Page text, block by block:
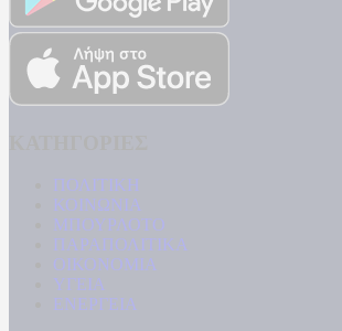
ΠΟΛΙΤΙΚΗ
ΚΟΙΝΩΝΙΑ
ΜΠΟΥΡΛΟΤΟ
ΠΑΡΑΠΟΛΙΤΙΚΑ
ΟΙΚΟΝΟΜΙΑ
ΥΓΕΙΑ
ΕΝΕΡΓΕΙΑ